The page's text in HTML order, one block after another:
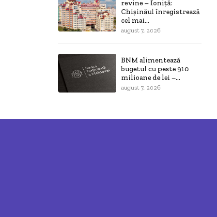
revine – Ioniță:
Chișinăul înregistrează
cel mai...
august 7, 2026
BNM alimentează
bugetul cu peste 910
milioane de lei –...
august 7, 2026